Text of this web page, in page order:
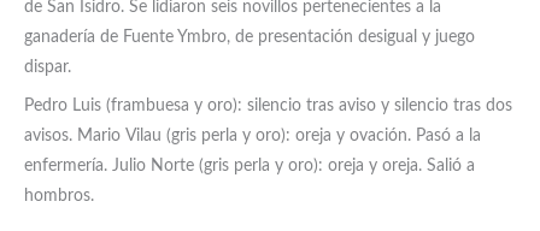
de San Isidro. Se lidiaron seis novillos pertenecientes a la
ganadería de Fuente Ymbro, de presentación desigual y juego
dispar.
Pedro Luis (frambuesa y oro): silencio tras aviso y silencio tras dos
avisos. Mario Vilau (gris perla y oro): oreja y ovación. Pasó a la
enfermería. Julio Norte (gris perla y oro): oreja y oreja. Salió a
hombros.